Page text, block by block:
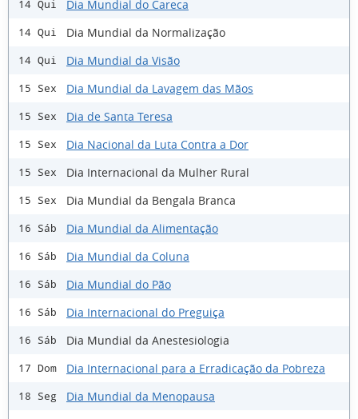
14 Qui Dia Mundial do Careca
14 Qui Dia Mundial da Normalização
14 Qui Dia Mundial da Visão
15 Sex Dia Mundial da Lavagem das Mãos
15 Sex Dia de Santa Teresa
15 Sex Dia Nacional da Luta Contra a Dor
15 Sex Dia Internacional da Mulher Rural
15 Sex Dia Mundial da Bengala Branca
16 Sáb Dia Mundial da Alimentação
16 Sáb Dia Mundial da Coluna
16 Sáb Dia Mundial do Pão
16 Sáb Dia Internacional do Preguiça
16 Sáb Dia Mundial da Anestesiologia
17 Dom Dia Internacional para a Erradicação da Pobreza
18 Seg Dia Mundial da Menopausa